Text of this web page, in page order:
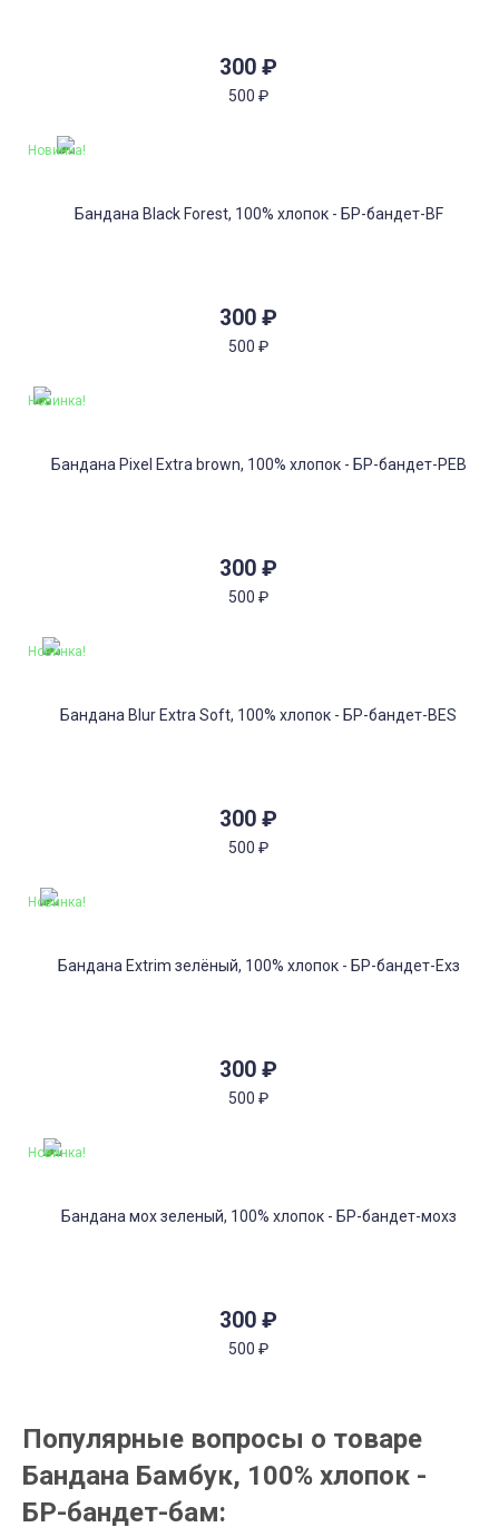
300 ₽
500 ₽
300 ₽
500 ₽
Новинка!
300 ₽
500 ₽
Новинка!
300 ₽
500 ₽
Новинка!
300 ₽
500 ₽
Новинка!
300 ₽
500 ₽
Новинка!
Популярные вопросы о товаре
Бандана Бамбук, 100% хлопок -
БР-бандет-бам: